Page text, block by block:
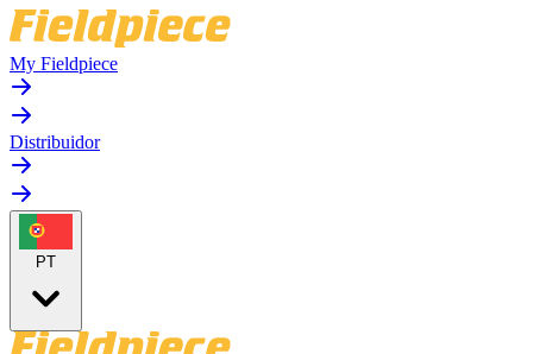
My Fieldpiece
Distribuidor
PT